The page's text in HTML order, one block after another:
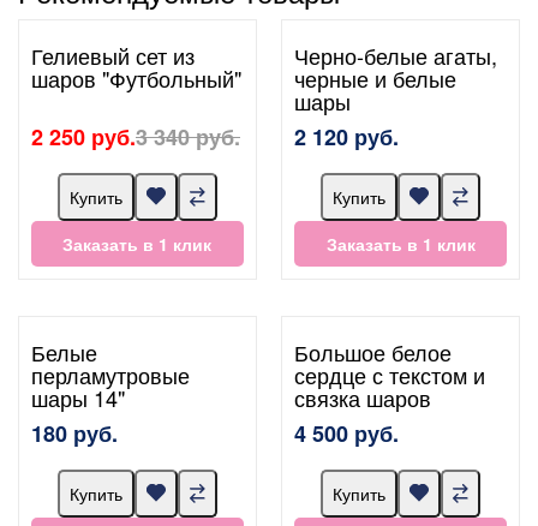
Гелиевый сет из
шаров "Футбольный"
2 250 руб.3 340 руб.
Купить
Заказать в 1 клик
Черно-белые агаты,
черные и белые
шары
2 120 руб.
Купить
Заказать в 1 клик
Белые
перламутровые
шары 14"
180 руб.
Купить
Большое белое
сердце с текстом и
связка шаров
4 500 руб.
Купить